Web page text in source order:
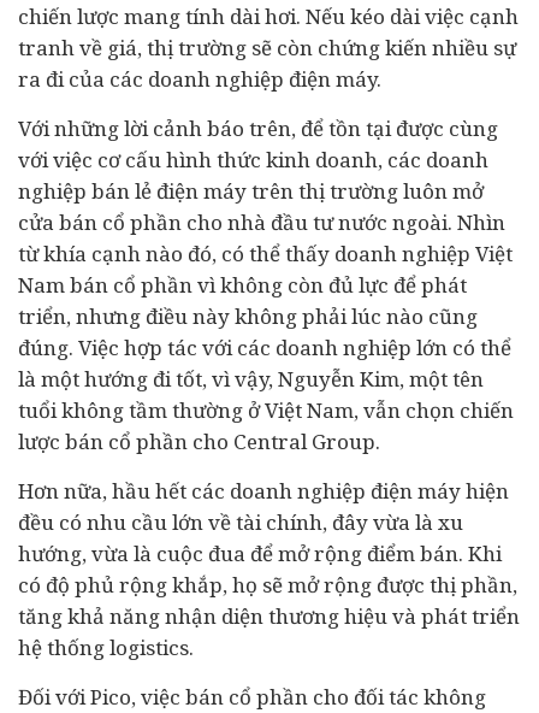
chiến lược mang tính dài hơi. Nếu kéo dài việc cạnh
tranh về giá, thị trường sẽ còn chứng kiến nhiều sự
ra đi của các doanh nghiệp điện máy.
Với những lời cảnh báo trên, để tồn tại được cùng
với việc cơ cấu hình thức kinh doanh, các doanh
nghiệp bán lẻ điện máy trên thị trường luôn mở
cửa bán cổ phần cho nhà đầu tư nước ngoài. Nhìn
từ khía cạnh nào đó, có thể thấy doanh nghiệp Việt
Nam bán cổ phần vì không còn đủ lực để phát
triển, nhưng điều này không phải lúc nào cũng
đúng. Việc hợp tác với các doanh nghiệp lớn có thể
là một hướng đi tốt, vì vậy, Nguyễn Kim, một tên
tuổi không tầm thường ở Việt Nam, vẫn chọn chiến
lược bán cổ phần cho Central Group.
Hơn nữa, hầu hết các doanh nghiệp điện máy hiện
đều có nhu cầu lớn về tài chính, đây vừa là xu
hướng, vừa là cuộc đua để mở rộng điểm bán. Khi
có độ phủ rộng khắp, họ sẽ mở rộng được thị phần,
tăng khả năng nhận diện thương hiệu và phát triển
hệ thống logistics.
Đối với Pico, việc bán cổ phần cho đối tác không